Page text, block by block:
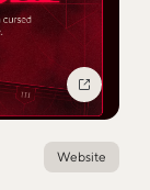
Website